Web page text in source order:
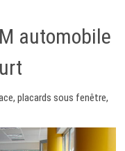
automobile
placards sous fenêtre,